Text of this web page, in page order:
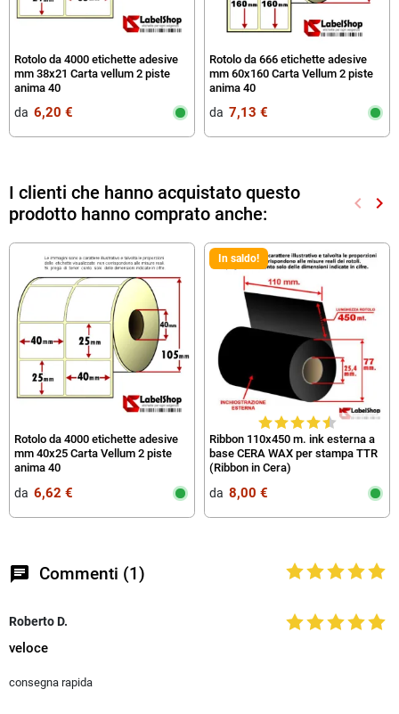
Rotolo da 4000 etichette adesive
mm 38x21 Carta vellum 2 piste
anima 40
da‎ ‎ 6,20 €
Rotolo da 666 etichette adesive
mm 60x160 Carta Vellum 2 piste
anima 40
da‎ ‎ 7,13 €
I clienti che hanno acquistato questo
prodotto hanno comprato anche:
keyboard_arrow_left keyboard_arrow_right
Rotolo da 4000 etichette adesive
mm 40x25 Carta Vellum 2 piste
anima 40
da‎ ‎ 6,62 €
In saldo!
Ribbon 110x450 m. ink esterna a
base CERA WAX per stampa TTR
(Ribbon in Cera)
da‎ ‎ 8,00 €
chat Commenti (1)
Roberto D.
veloce
consegna rapida